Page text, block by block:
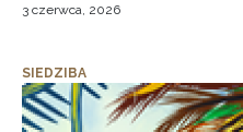
3 czerwca, 2026
SIEDZIBA